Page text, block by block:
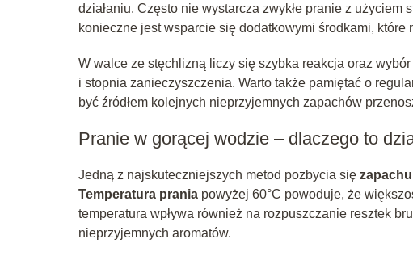
działaniu. Często nie wystarcza zwykłe pranie z użyciem
konieczne jest wsparcie się dodatkowymi środkami, które
W walce ze stęchlizną liczy się szybka reakcja oraz
i stopnia zanieczyszczenia. Warto także pamiętać o
być źródłem kolejnych nieprzyjemnych zapachów
Pranie w gorącej wodzie – dlaczego to
Jedną z najskuteczniejszych metod pozbycia się
Temperatura prania powyżej 60°C powoduje, że
temperatura wpływa również na rozpuszczanie resztek
nieprzyjemnych aromatów.